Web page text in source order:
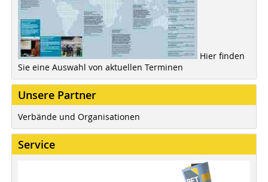
Hier finden
Sie eine Auswahl von aktuellen Terminen
Unsere Partner
Verbände und Organisationen
Service